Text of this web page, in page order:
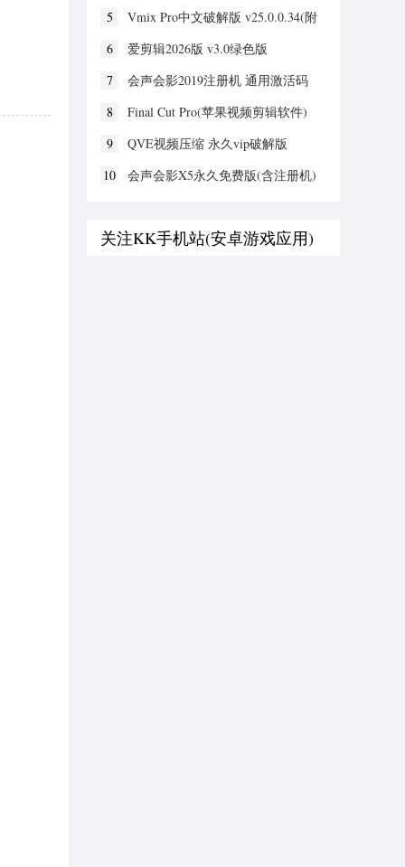
5
Vmix Pro中文破解版 v25.0.0.34(附
6
爱剪辑2026版 v3.0绿色版
7
会声会影2019注册机 通用激活码
8
Final Cut Pro(苹果视频剪辑软件)
9
QVE视频压缩 永久vip破解版
10
会声会影X5永久免费版(含注册机)
关注KK手机站(安卓游戏应用)